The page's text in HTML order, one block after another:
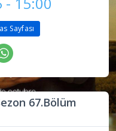
Sayfası
67.Bölüm